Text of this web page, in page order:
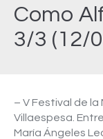
Como
3/3 (12/
– V Festival de
Villaespesa.
María Ángeles